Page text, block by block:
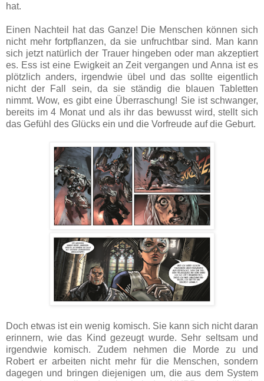
hat.
Einen Nachteil hat das Ganze! Die Menschen können sich
nicht mehr fortpflanzen, da sie unfruchtbar sind. Man kann
sich jetzt natürlich der Trauer hingeben oder man akzeptiert
es. Ess ist eine Ewigkeit an Zeit vergangen und Anna ist es
plötzlich anders, irgendwie übel und das sollte eigentlich
nicht der Fall sein, da sie ständig die blauen Tabletten
nimmt. Wow, es gibt eine Überraschung! Sie ist schwanger,
bereits im 4 Monat und als ihr das bewusst wird, stellt sich
das Gefühl des Glücks ein und die Vorfreude auf die Geburt.
Doch etwas ist ein wenig komisch. Sie kann sich nicht daran
erinnern, wie das Kind gezeugt wurde. Sehr seltsam und
irgendwie komisch. Zudem nehmen die Morde zu und
Robert er arbeiten nicht mehr für die Menschen, sondern
dagegen und bringen diejenigen um, die aus dem System